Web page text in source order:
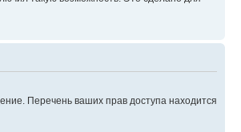
Перечень ваших прав доступа находится